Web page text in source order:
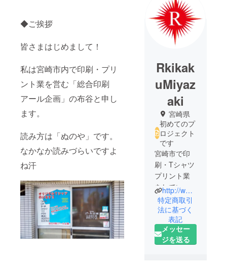
◆ご挨拶
皆さまはじめまして！
私は宮崎市内で印刷・プリ
ント業を営む「総合印刷
アール企画」の布谷と申し
ます。
読み方は「ぬのや」です。
なかなか読みづらいですよ
ね汗
Rkikak
uMiyaz
aki
宮崎県
初めてのプ
ロジェクト
です
宮崎市で印
刷・Tシャツ
プリント業
をしていま
す
名刺・チラ
シ・パンフ
レット・大
http://www.rkikaku-miyazaki.jp/index.html
特定商取引
法に基づく
表記
メッセー
ジを送る